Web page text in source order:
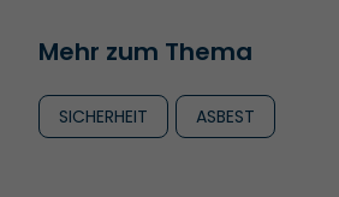
Mehr zum Thema
SICHERHEIT ASBEST